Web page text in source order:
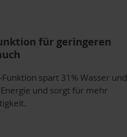
für geringeren
Funktion spart 31% Wasser und
und sorgt für mehr